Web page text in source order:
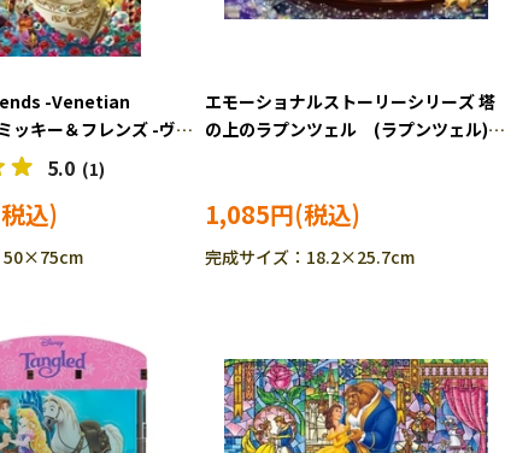
-Venetian
キー＆フレンズ -ヴェ
ャーニー-） (ミッキー
1000ピース ジグソーパ
709s
5.0 (1)
50×75cm
エモーショナルストーリーシリーズ 塔
の上のラプンツェル (ラプンツェル)
1,085円
完成サイズ：18.2×25.7cm